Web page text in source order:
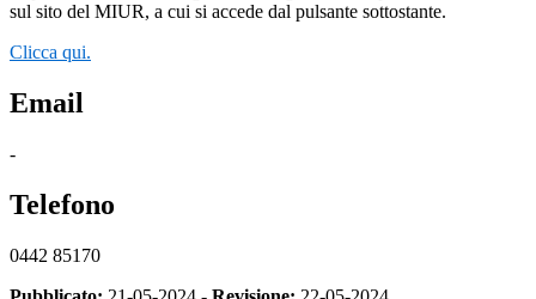
sul sito del MIUR, a cui si accede dal pulsante sottostante.
Clicca qui.
Email
-
Telefono
0442 85170